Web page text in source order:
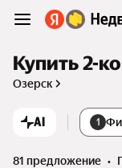
Купить 2-
Озерск
AI 1
81 предложение •